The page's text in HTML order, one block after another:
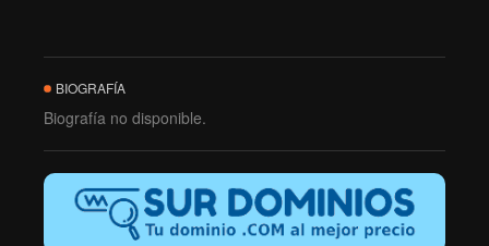
BIOGRAFÍA
Biografía no disponible.